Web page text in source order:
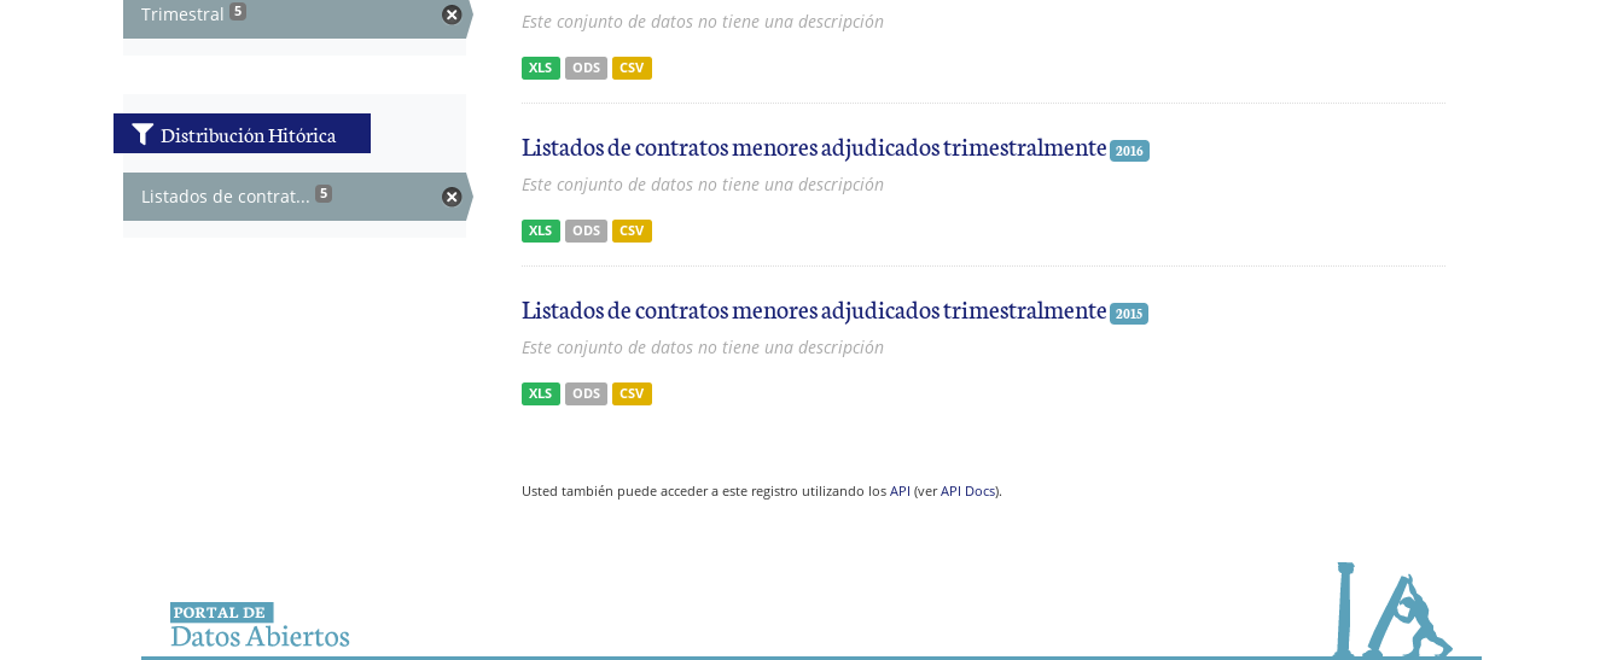
Trimestral 5
Distribución Hitórica
Listados de contrat... 5
Este conjunto de datos no tiene una descripción
XLS ODS CSV
Listados de contratos menores adjudicados trimestralmente 2016
Este conjunto de datos no tiene una descripción
XLS ODS CSV
Listados de contratos menores adjudicados trimestralmente 2015
Este conjunto de datos no tiene una descripción
XLS ODS CSV
Usted también puede acceder a este registro utilizando los API (verAPI Docs).